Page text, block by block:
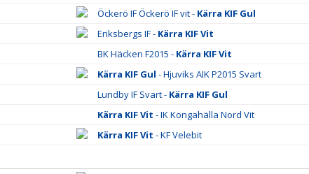
Öckerö IF Öckerö IF vit - Kärra KIF Gul
Eriksbergs IF - Kärra KIF Vit
BK Häcken F2015 - Kärra KIF Vit
Kärra KIF Gul - Hjuviks AIK P2015 Svart
Lundby IF Svart - Kärra KIF Gul
Kärra KIF Vit - IK Kongahälla Nord Vit
Kärra KIF Vit - KF Velebit